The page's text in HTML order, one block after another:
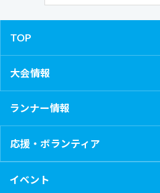
TOP
大会情報
ランナー情報
応援・ボランティア
イベント